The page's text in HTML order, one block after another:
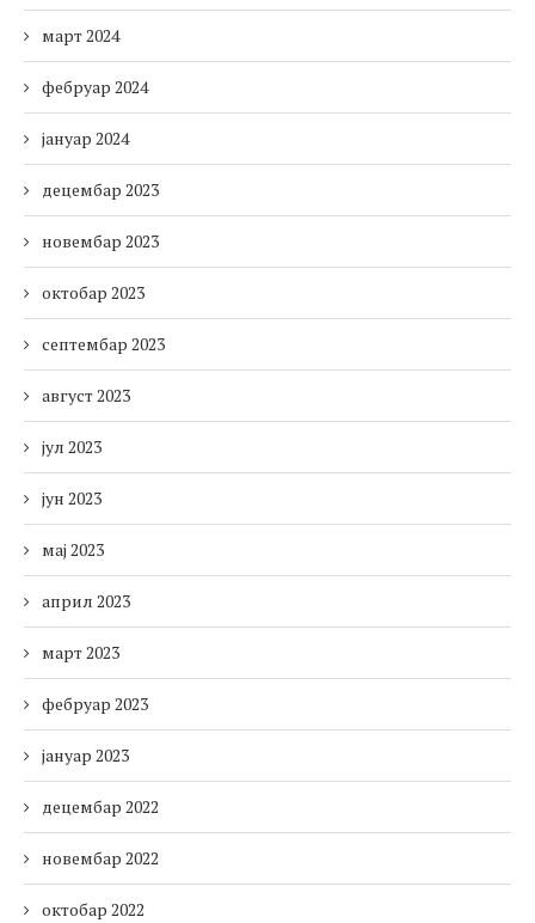
март 2024
фебруар 2024
јануар 2024
децембар 2023
новембар 2023
октобар 2023
септембар 2023
август 2023
јул 2023
јун 2023
мај 2023
април 2023
март 2023
фебруар 2023
јануар 2023
децембар 2022
новембар 2022
октобар 2022